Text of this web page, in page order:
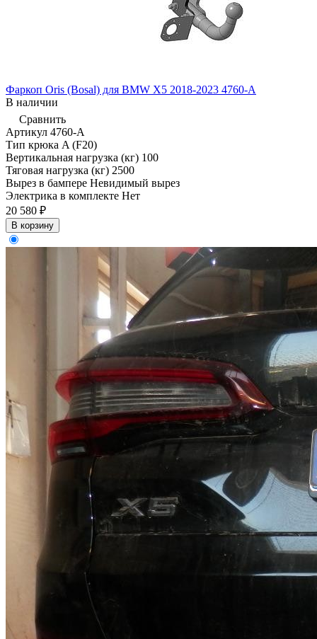
Фаркоп Oris (Bosal) для BMW X5 2018-2023 4760-A
В наличии
Сравнить
Артикул 4760-A
Тип крюка A (F20)
Вертикальная нагрузка (кг) 100
Тяговая нагрузка (кг) 2500
Вырез в бампере Невидимый вырез
Электрика в комплекте Нет
20 580 ₽
В корзину